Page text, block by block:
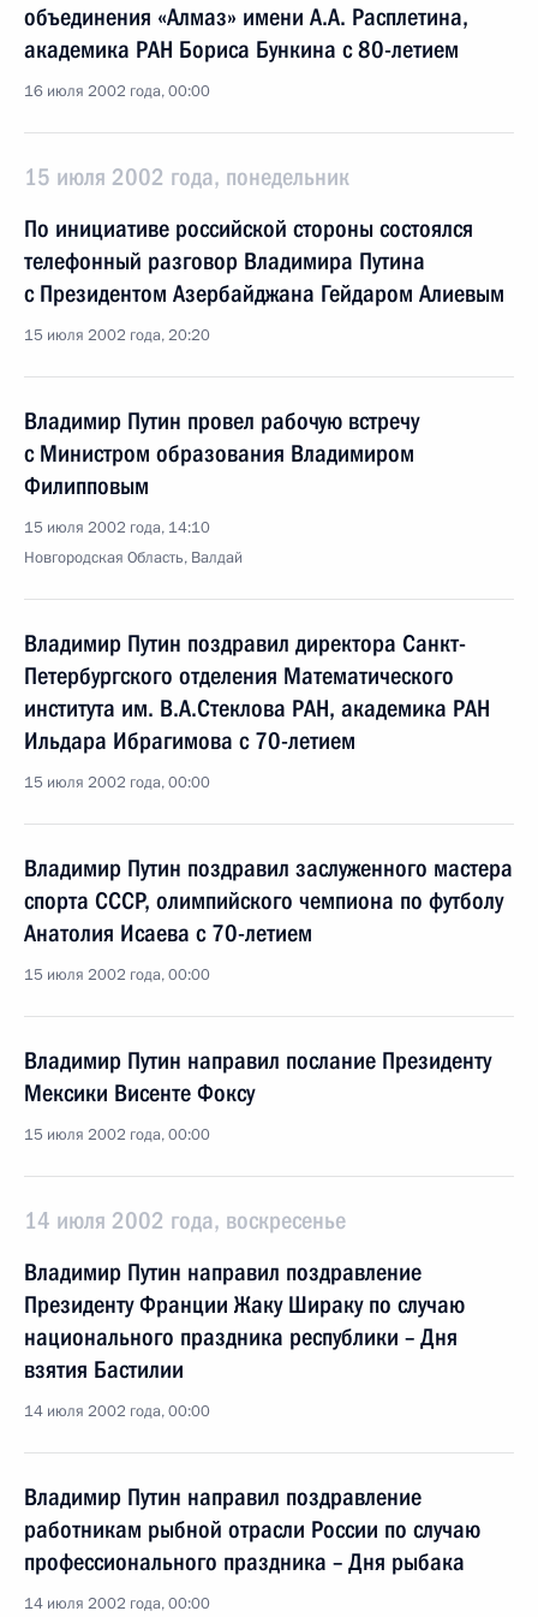
объединения «Алмаз» имени А.А. Расплетина,
академика РАН Бориса Бункина с 80-летием
16 июля 2002 года, 00:00
15 июля 2002 года, понедельник
По инициативе российской стороны состоялся
телефонный разговор Владимира Путина
с Президентом Азербайджана Гейдаром Алиевым
15 июля 2002 года, 20:20
Владимир Путин провел рабочую встречу
с Министром образования Владимиром
Филипповым
15 июля 2002 года, 14:10
Новгородская Область, Валдай
Владимир Путин поздравил директора Санкт-
Петербургского отделения Математического
института им. В.А.Стеклова РАН, академика РАН
Ильдара Ибрагимова с 70-летием
15 июля 2002 года, 00:00
Владимир Путин поздравил заслуженного мастера
спорта СССР, олимпийского чемпиона по футболу
Анатолия Исаева с 70-летием
15 июля 2002 года, 00:00
Владимир Путин направил послание Президенту
Мексики Висенте Фоксу
15 июля 2002 года, 00:00
14 июля 2002 года, воскресенье
Владимир Путин направил поздравление
Президенту Франции Жаку Шираку по случаю
национального праздника республики – Дня
взятия Бастилии
14 июля 2002 года, 00:00
Владимир Путин направил поздравление
работникам рыбной отрасли России по случаю
профессионального праздника – Дня рыбака
14 июля 2002 года, 00:00